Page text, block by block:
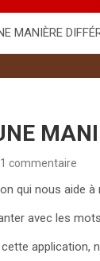
MANIÈRE
1 commentaire
qui nous aide à
avec les
application,